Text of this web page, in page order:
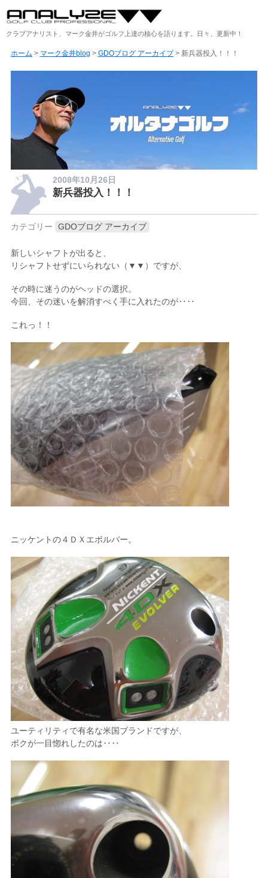
クラブアナリスト、マーク金井がゴルフ上達の核心を語ります。日々、更新中！
ホーム > マーク金井blog > GDOブログ アーカイブ> 新兵器投入！！！
2008年10月26日
新兵器投入！！！
カテゴリー GDOブログ アーカイブ
新しいシャフトが出ると、
リシャフトせずにいられない（▼▼）ですが、
その時に迷うのがヘッドの選択。
今回、その迷いを解消すべく手に入れたのが‥‥
これっ！！
ニッケントの４ＤＸエボルバー。
ユーティリティで有名な米国ブランドですが、
ボクが一目惚れしたのは‥‥